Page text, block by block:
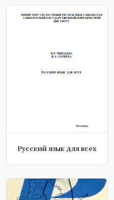
Русский язык для всех